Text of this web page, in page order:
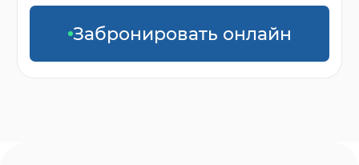
Забронировать онлайн